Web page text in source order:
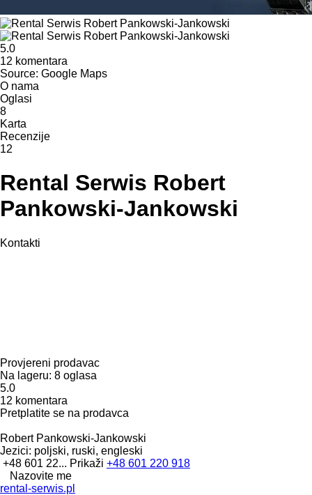
5.0
12 komentara
Source: Google Maps
O nama
Oglasi
8
Karta
Recenzije
12
Rental Serwis Robert
Pankowski-Jankowski
Kontakti
Provjereni prodavac
Na lageru: 8 oglasa
5.0
12 komentara
Pretplatite se na prodavca
Robert Pankowski-Jankowski
Jezici: poljski, ruski, engleski
+48 601 22... Prikaži +48 601 220 918
Nazovite me
rental-serwis.pl